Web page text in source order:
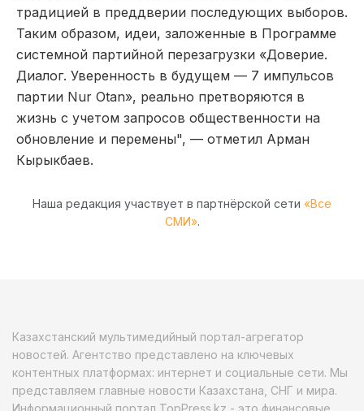
традицией в преддверии последующих выборов.
Таким образом, идеи, заложенные в Программе
системной партийной перезагрузки «Доверие.
Диалог. Уверенность в будущем — 7 импульсов
партии Nur Otan», реально претворяются в
жизнь с учетом запросов общественности на
обновление и перемены", — отметил Арман
Кырыкбаев.
Наша редакция участвует в партнёрской сети «Все
СМИ».
Казахстанский мультимедийный портал-агрегатор
новостей. Агентство представлено на ключевых
контентных платформах: интернет и социальные сети. Мы
представляем главные новости Казахстана, СНГ и мира.
Информационный портал TopPress.kz - это финансовые,